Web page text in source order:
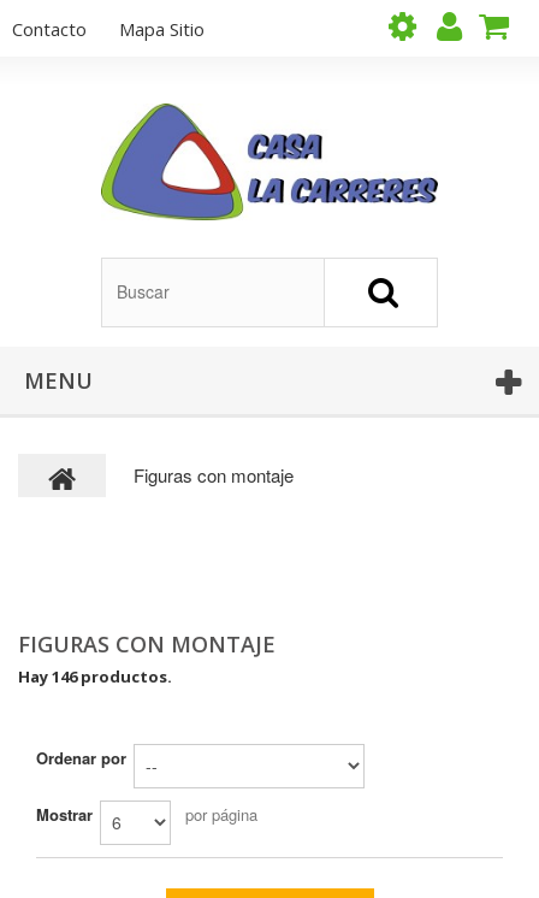
Contacto Mapa Sitio
MENU
Figuras con montaje
FIGURAS CON MONTAJE
Hay 146 productos.
Ordenar por
Mostrar por página